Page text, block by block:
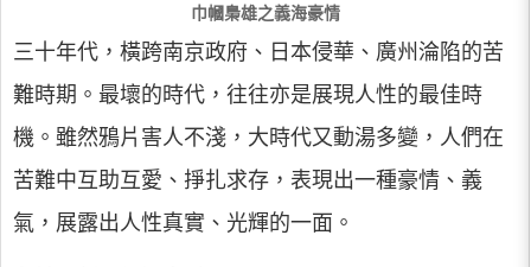
巾幗梟雄之義海豪情
三十年代，橫跨南京政府、日本侵華、廣州淪陷的苦
難時期。最壞的時代，往往亦是展現人性的最佳時
機。雖然鴉片害人不淺，大時代又動湯多變，人們在
苦難中互助互愛、掙扎求存，表現出一種豪情、義
氣，展露出人性真實、光輝的一面。